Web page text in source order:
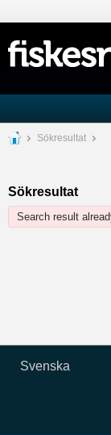
Sökresultat
Sökresultat
Search result
Svenska